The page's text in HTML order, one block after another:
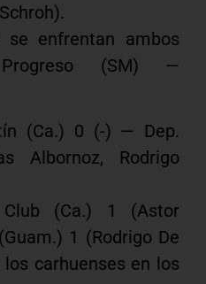
enfrentan ambos
(SM) —
(Ca.) 0 (-) — Dep.
Albornoz, Rodrigo
(Ca.) 1 (Astor
1 (Rodrigo De
carhuenses en los